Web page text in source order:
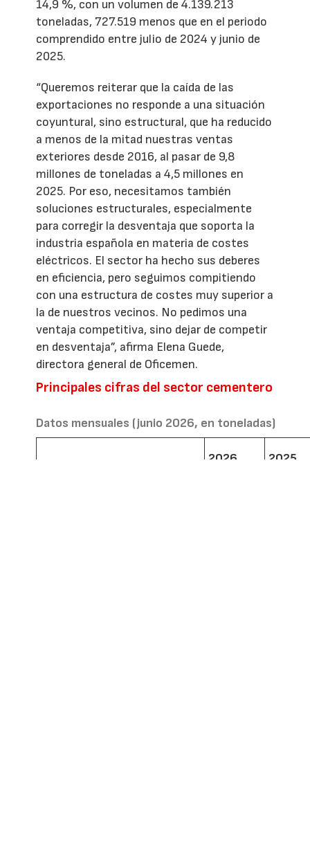
14,9 %, con un volumen de 4.139.213
toneladas, 727.519 menos que en el periodo
comprendido entre julio de 2024 y junio de
2025.
“Queremos reiterar que la caída de las
exportaciones no responde a una situación
coyuntural, sino estructural, que ha reducido
a menos de la mitad nuestras ventas
exteriores desde 2016, al pasar de 9,8
millones de toneladas a 4,5 millones en
2025. Por eso, necesitamos también
soluciones estructurales, especialmente
para corregir la desventaja que soporta la
industria española en materia de costes
eléctricos. El sector ha hecho sus deberes
en eficiencia, pero seguimos compitiendo
con una estructura de costes muy superior a
la de nuestros vecinos. No pedimos una
ventaja competitiva, sino dejar de competir
en desventaja”, afirma Elena Guede,
directora general de Oficemen.
Principales cifras del sector cementero
Datos mensuales (junio 2026, en toneladas)
2026 2025